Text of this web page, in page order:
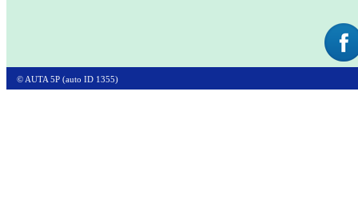
© AUTA 5P (auto ID 1355)